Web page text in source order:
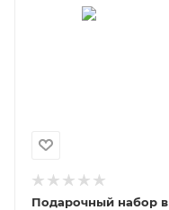
Подарочный набор в